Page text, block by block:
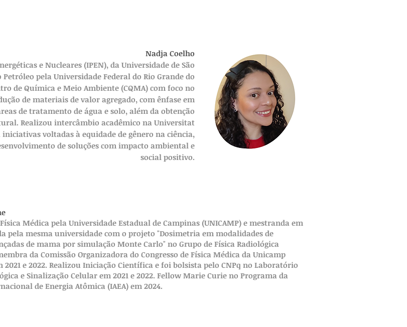
Nadja Coelho
e Nucleares (IPEN), da Universidade de São
pela Universidade Federal do Rio Grande do
de Química e Meio Ambiente (CQMA) com foco no
de materiais de valor agregado, com ênfase em
de tratamento de água e solo, além da obtenção
Realizou intercâmbio acadêmico na Universitat
voltadas à equidade de gênero na ciência,
de soluções com impacto ambiental e
social positivo.
Médica pela Universidade Estadual de Campinas (UNICAMP) e mestranda em
pela mesma universidade com o projeto "Dosimetria em modalidades de
de mama por simulação Monte Carlo" no Grupo de Física Radiológica
da Comissão Organizadora do Congresso de Física Médica da Unicamp
2021 e 2022. Realizou Iniciação Científica e foi bolsista pelo CNPq no Laboratório
e Sinalização Celular em 2021 e 2022. Fellow Marie Curie no Programa da
de Energia Atômica (IAEA) em 2024.